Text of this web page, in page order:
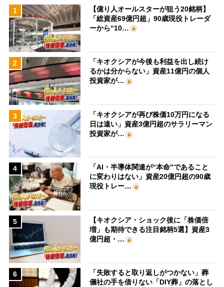
1
【億り人オールスターが狙う20銘柄】
「総資産69億円超」90歳現役トレーダ
ーから“10…
2
「キオクシアが今後も利益を出し続け
るかは分からない」資産11億円の個人
投資家が…
3
「キオクシアが再び株価10万円になる
日は遠い」資産3億円超のサラリーマン
投資家が…
4
「AI・半導体関連が“本命”であること
に変わりはない」資産20億円超の90歳
現役トレー…
5
【キオクシア・ショック後に「株価倍
増」も期待できる注目銘柄5選】資産3
億円超・…
6
「失敗すると取り返しがつかない」葬
儀社の手を借りない「DIY葬」の落とし